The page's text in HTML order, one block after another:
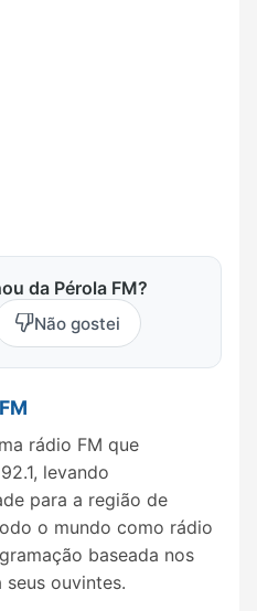
da Pérola FM?
Não gostei
rádio FM que
levando
para a região de
o mundo como rádio
baseada nos
ouvintes.